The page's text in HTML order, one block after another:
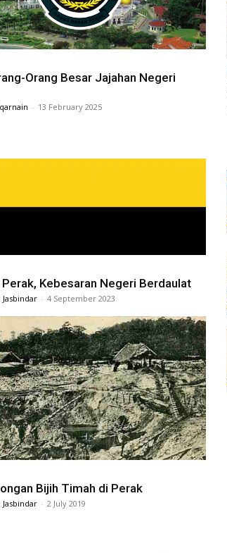
Orang Besar Jajahan Negeri
- 13 February 2025
Kebesaran Negeri Berdaulat
- 4 September 2023
Bijih Timah di Perak
- 2 July 2019